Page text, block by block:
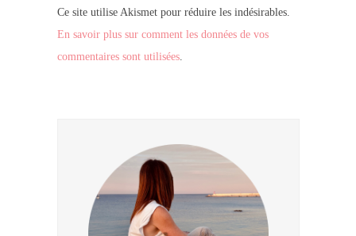
Ce site utilise Akismet pour réduire les indésirables.
En savoir plus sur comment les données de vos
commentaires sont utilisées.